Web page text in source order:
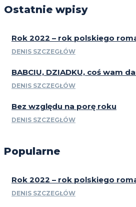
Ostatnie wpisy
Rok 2022 – rok polskiego
DENIS SZCZEGŁÓW
BABCIU, DZIADKU, coś wam
DENIS SZCZEGŁÓW
Bez względu na porę roku
DENIS SZCZEGŁÓW
Popularne
Rok 2022 – rok polskiego
DENIS SZCZEGŁÓW